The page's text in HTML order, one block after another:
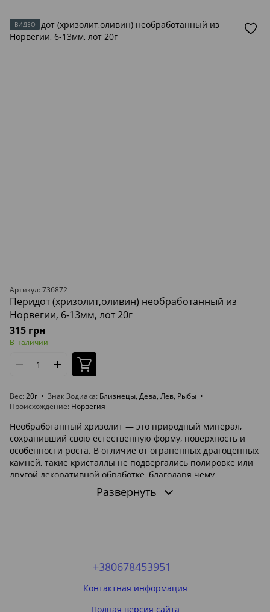
ВИДЕО
Артикул: 736872
Перидот (хризолит,оливин) необработанный из
Норвегии, 6-13мм, лот 20г
315 грн
В наличии
Вес 20г Знак Зодиака Близнецы, Дева, Лев, Рыбы
Происхождение Норвегия
Необработанный хризолит — это природный минерал,
сохранивший свою естественную форму, поверхность и
особенности роста. В отличие от огранённых драгоценных
камней, такие кристаллы не подвергались полировке или
другой декоративной обработке, благодаря чему
позволяют увидеть минерал именно таким, каким он
сформировался в недрах Земли миллионы лет назад.
коллекций и всех, кто увлекается миром природных
Для большинства товаров используютсяреальные
фотографии и видео
. Если в карточке товара указано, что
Развернуть
+380678453951
Контактная информация
Полная версия сайта